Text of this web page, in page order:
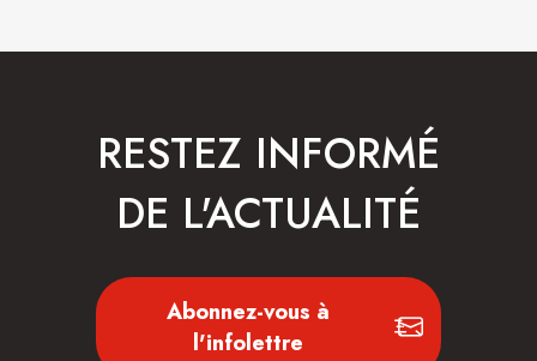
RESTEZ INFORMÉ
DE L'ACTUALITÉ
Abonnez-vous à
l'infolettre